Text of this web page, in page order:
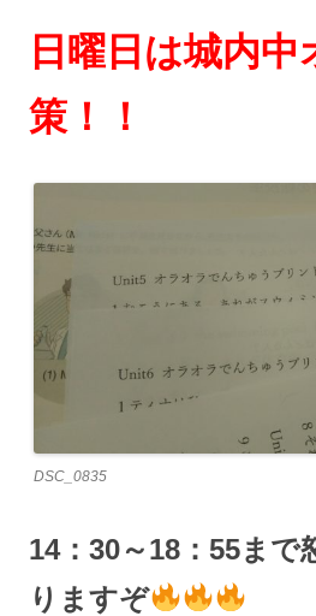
日曜日は城内
策！！
DSC_0835
14：30～18：55まで
りますぞ